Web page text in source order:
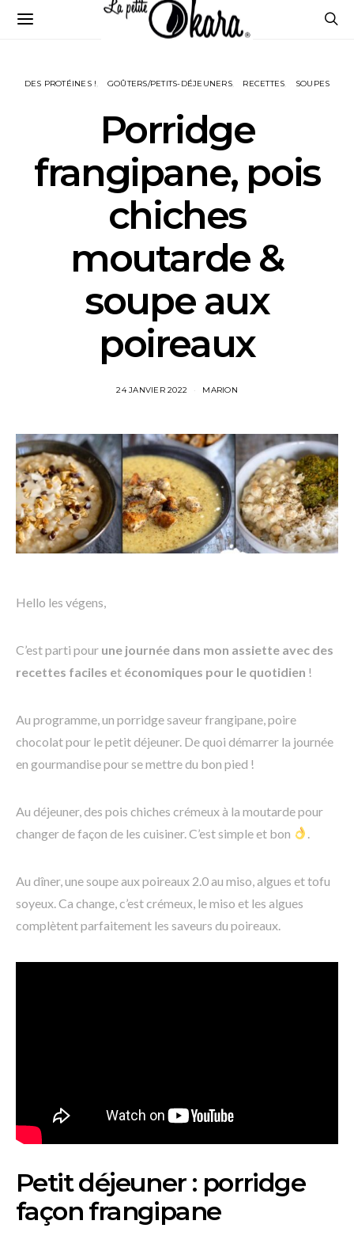
DES PROTÉINES ! GOÛTERS/PETITS-DÉJEUNERS RECETTES SOUPES
Porridge
frangipane, pois
chiches
moutarde &
soupe aux
poireaux
24 JANVIER 2022 MARION
Hello les végens,
C’est parti pour une journée dans mon assiette avec des
recettes faciles et économiques pour le quotidien !
Au programme, un porridge saveur frangipane, poire
chocolat pour le petit déjeuner. De quoi démarrer la journée
en gourmandise pour se mettre du bon pied !
Au déjeuner, des pois chiches crémeux à la moutarde pour
changer de façon de les cuisiner. C’est simple et bon
Au dîner, une soupe aux poireaux 2.0 au miso, algues et tofu
soyeux. Ca change, c’est crémeux, le miso et les algues
complètent parfaitement les saveurs du poireaux.
Petit déjeuner : porridge
façon frangipane